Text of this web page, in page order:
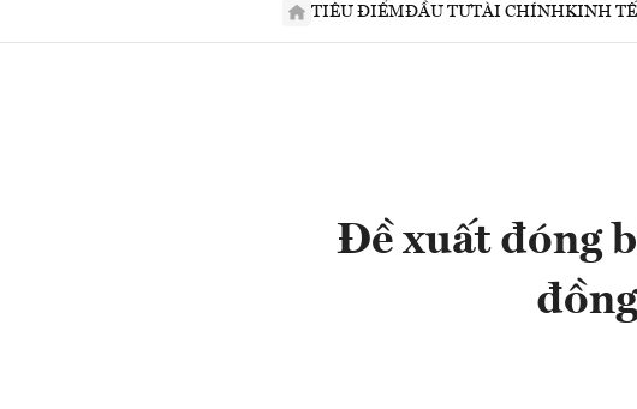
TIÊU ĐIỂMĐẦU TƯTÀI CHÍNHKINH TẾ
Đề xuất đóng